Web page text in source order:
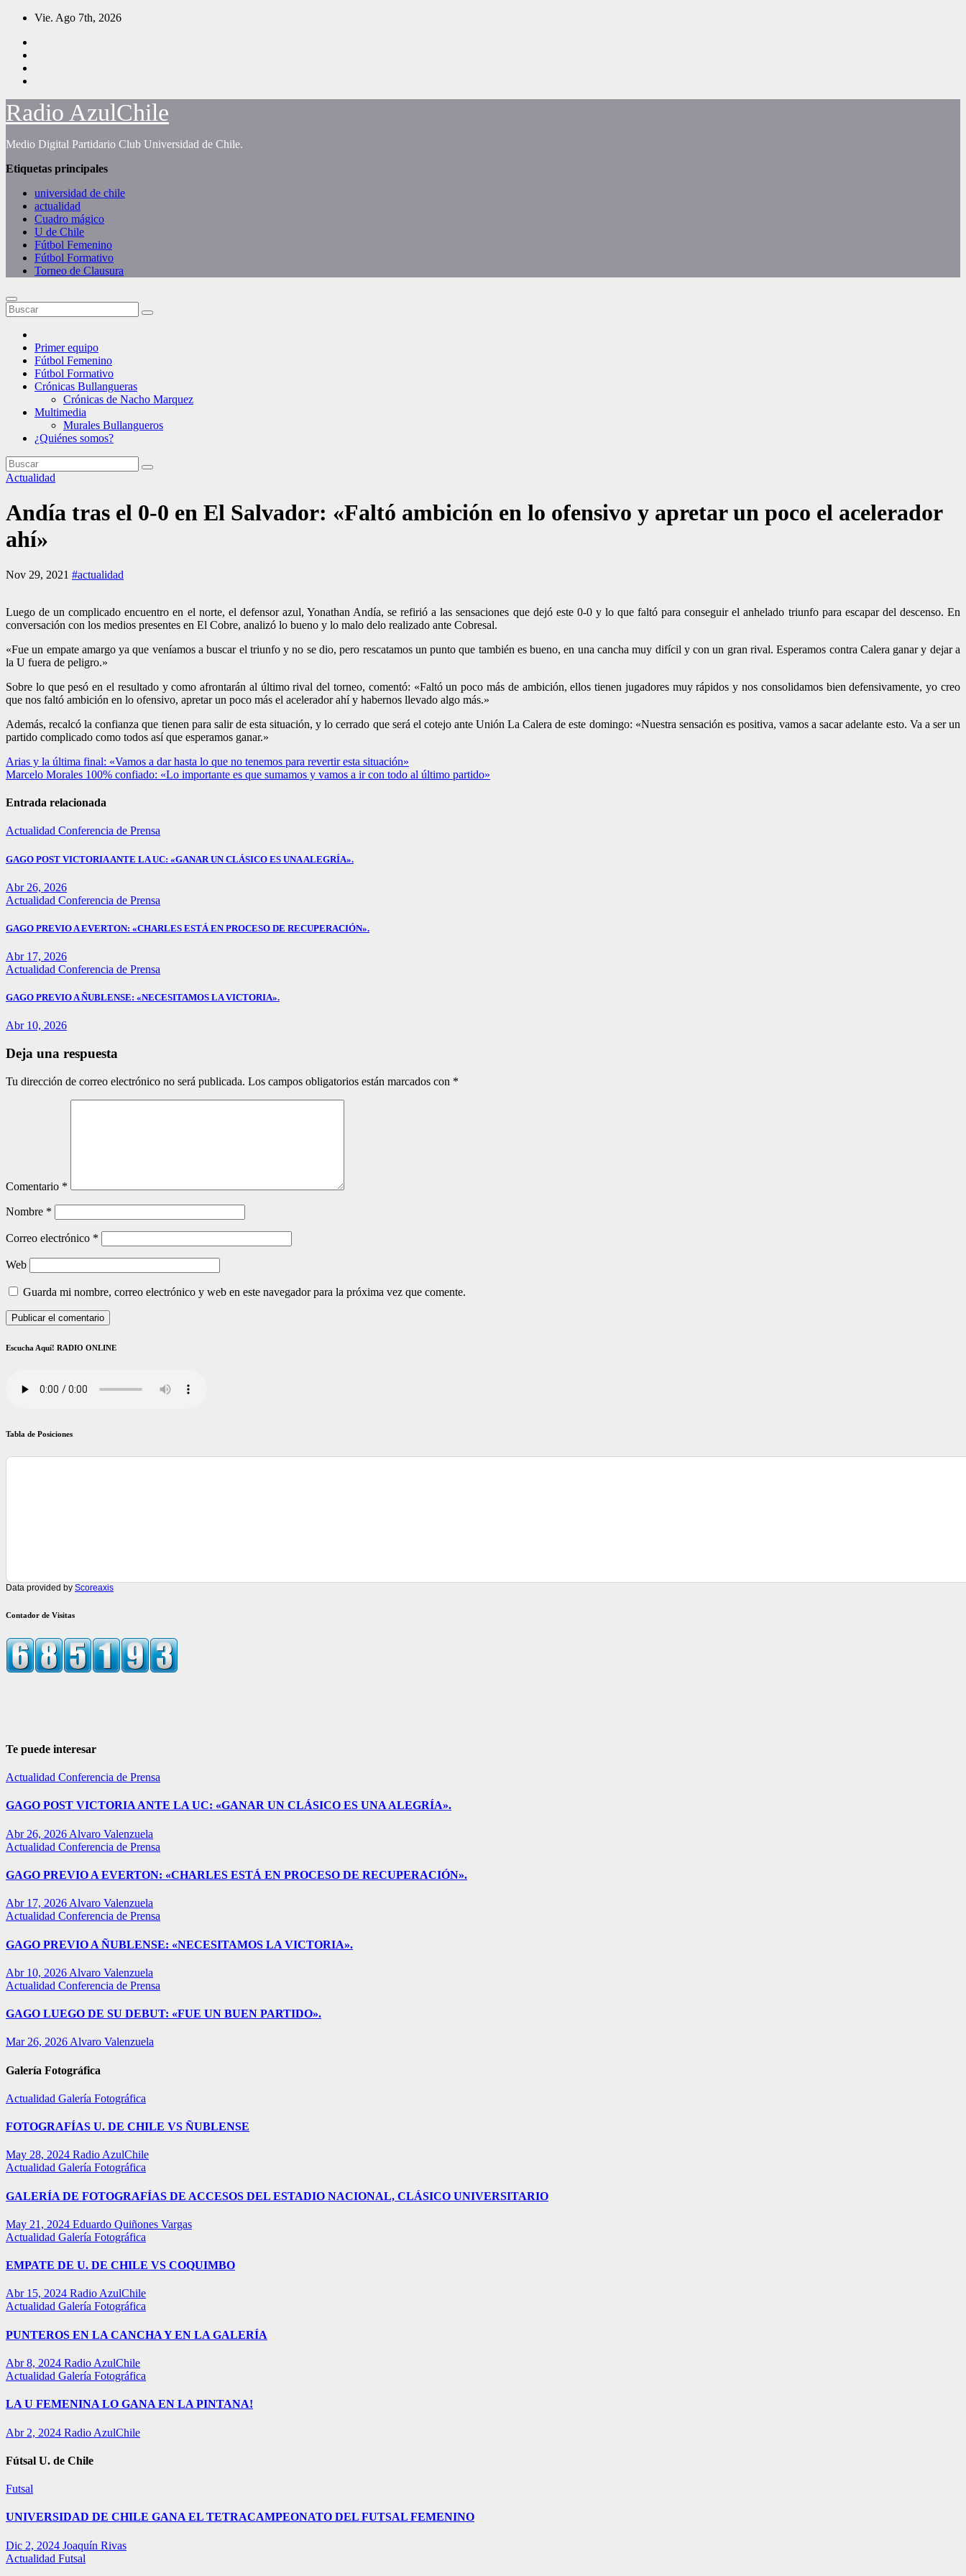
Saltar
contenido
Vie. Ago 7th, 2026
Radio AzulChile
Medio Digital Partidario Club Universidad de Chile.
Etiquetas principales
universidad de chile
actualidad
Cuadro mágico
U de Chile
Fútbol Femenino
Fútbol Formativo
Torneo de Clausura
Primer equipo
Fútbol Femenino
Fútbol Formativo
Crónicas Bullangueras
Crónicas de Nacho Marquez
Multimedia
Murales Bullangueros
¿Quiénes somos?
Actualidad
Andía tras el 0-0 en El Salvador: «Faltó ambición en lo ofensivo y apretar un poco el acelerador
ahí»
Nov 29, 2021 #actualidad
Luego de un complicado encuentro en el norte, el defensor azul, Yonathan Andía, se refirió a las sensaciones que dejó este 0-0 y lo que faltó para conseguir el anhelado triunfo para escapar del descenso. En
conversación con los medios presentes en El Cobre, analizó lo bueno y lo malo delo realizado ante Cobresal.
«Fue un empate amargo ya que veníamos a buscar el triunfo y no se dio, pero rescatamos un punto que también es bueno, en una cancha muy difícil y con un gran rival. Esperamos contra Calera ganar y dejar a
la U fuera de peligro.»
Sobre lo que pesó en el resultado y como afrontarán al último rival del torneo, comentó: «Faltó un poco más de ambición, ellos tienen jugadores muy rápidos y nos consolidamos bien defensivamente, yo creo
que nos faltó ambición en lo ofensivo, apretar un poco más el acelerador ahí y habernos llevado algo más.»
Además, recalcó la confianza que tienen para salir de esta situación, y lo cerrado que será el cotejo ante Unión La Calera de este domingo: «Nuestra sensación es positiva, vamos a sacar adelante esto. Va a ser un
partido complicado como todos así que esperamos ganar.»
Navegación
de
entradas
Arias y la última final: «Vamos a dar hasta lo que no tenemos para revertir esta situación»
Marcelo Morales 100% confiado: «Lo importante es que sumamos y vamos a ir con todo al último partido»
Entrada relacionada
Actualidad Conferencia de Prensa
GAGO POST VICTORIA ANTE LA UC: «GANAR UN CLÁSICO ES UNA ALEGRÍA».
Abr 26, 2026
Actualidad Conferencia de Prensa
GAGO PREVIO A EVERTON: «CHARLES ESTÁ EN PROCESO DE RECUPERACIÓN».
Abr 17, 2026
Actualidad Conferencia de Prensa
GAGO PREVIO A ÑUBLENSE: «NECESITAMOS LA VICTORIA».
Abr 10, 2026
Deja una respuesta
Tu dirección de correo electrónico no será publicada. Los campos obligatorios están marcados con *
Comentario *
Nombre *
Correo electrónico *
Web
Guarda mi nombre, correo electrónico y web en este navegador para la próxima vez que comente.
Escucha Aquí! RADIO ONLINE
Tabla de Posiciones
Data provided by Scoreaxis
Contador de Visitas
Te puede interesar
Actualidad Conferencia de Prensa
GAGO POST VICTORIA ANTE LA UC: «GANAR UN CLÁSICO ES UNA ALEGRÍA».
Abr 26, 2026 Alvaro Valenzuela
Actualidad Conferencia de Prensa
GAGO PREVIO A EVERTON: «CHARLES ESTÁ EN PROCESO DE RECUPERACIÓN».
Abr 17, 2026 Alvaro Valenzuela
Actualidad Conferencia de Prensa
GAGO PREVIO A ÑUBLENSE: «NECESITAMOS LA VICTORIA».
Abr 10, 2026 Alvaro Valenzuela
Actualidad Conferencia de Prensa
GAGO LUEGO DE SU DEBUT: «FUE UN BUEN PARTIDO».
Mar 26, 2026 Alvaro Valenzuela
Galería Fotográfica
Actualidad Galería Fotográfica
FOTOGRAFÍAS U. DE CHILE VS ÑUBLENSE
May 28, 2024 Radio AzulChile
Actualidad Galería Fotográfica
GALERÍA DE FOTOGRAFÍAS DE ACCESOS DEL ESTADIO NACIONAL, CLÁSICO UNIVERSITARIO
May 21, 2024 Eduardo Quiñones Vargas
Actualidad Galería Fotográfica
EMPATE DE U. DE CHILE VS COQUIMBO
Abr 15, 2024 Radio AzulChile
Actualidad Galería Fotográfica
PUNTEROS EN LA CANCHA Y EN LA GALERÍA
Abr 8, 2024 Radio AzulChile
Actualidad Galería Fotográfica
LA U FEMENINA LO GANA EN LA PINTANA!
Abr 2, 2024 Radio AzulChile
Fútsal U. de Chile
Futsal
UNIVERSIDAD DE CHILE GANA EL TETRACAMPEONATO DEL FUTSAL FEMENINO
Dic 2, 2024 Joaquín Rivas
Actualidad Futsal